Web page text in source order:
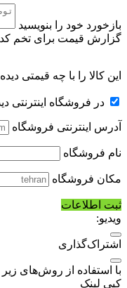
بازخورد خود را بنویسید
گزارش قیمت برای تخم کدو 1 اتیشه و 2
این کالا را با چه قیمتی
در فروشگاه اینترنتی
آدرس اینترنتی فروشگاه
نام فروشگاه
مکان فروشگاه
ثبت اطلاعات
ویدیو:
اشتراک‌گذاری
با استفاده از روش‌های
کپی لینک